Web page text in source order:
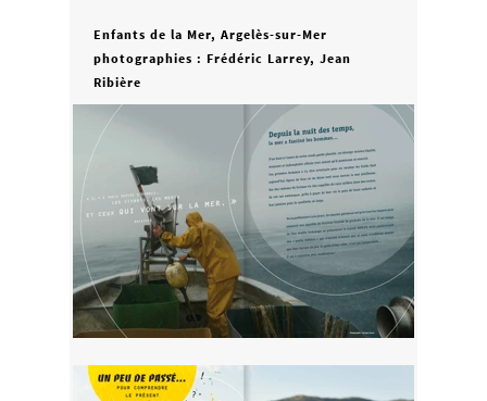
Enfants de la Mer, Argelès-sur-Mer
photographies : Frédéric Larrey, Jean
Ribière